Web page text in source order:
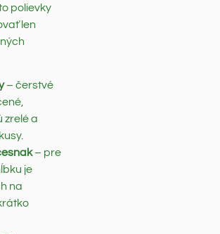
polievky
len
– čerstvé
zrelé a
– pre
je
na